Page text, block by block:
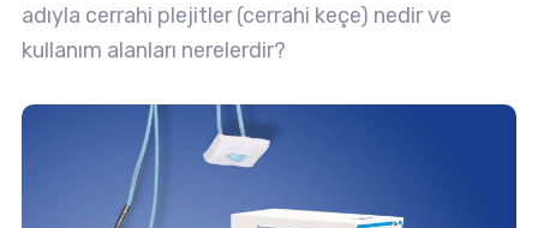
adıyla cerrahi plejitler (cerrahi keçe) nedir ve
kullanım alanları nerelerdir?